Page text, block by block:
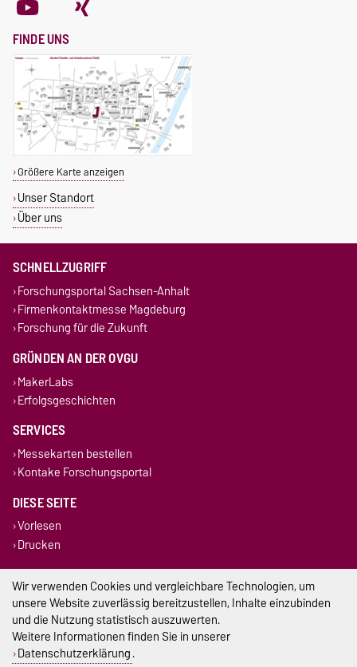
FINDE UNS
Größere Karte anzeigen
Unser Standort
Über uns
SCHNELLZUGRIFF
Forschungsportal Sachsen-Anhalt
Firmenkontaktmesse Magdeburg
Forschung für die Zukunft
GRÜNDEN AN DER OVGU
MakerLabs
Erfolgsgeschichten
SERVICES
Messekarten bestellen
Kontake Forschungsportal
DIESE SEITE
Vorlesen
Drucken
Impressum
Datenschutz
Barrierefreiheit
Wir verwenden Cookies und vergleichbare Technologien, um
unsere Website zuverlässig bereitzustellen, Inhalte einzubinden
und die Nutzung statistisch auszuwerten.
Weitere Informationen finden Sie in unserer
Datenschutzerklärung.